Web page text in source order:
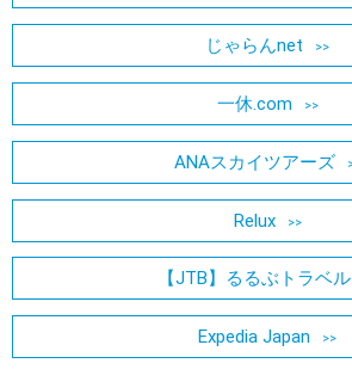
じゃらんnet
一休.com
ANAスカイツアーズ
Relux
【JTB】るるぶトラベル
Expedia Japan